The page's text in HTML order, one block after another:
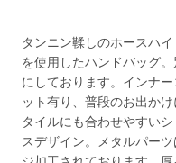
タンニン鞣しのホースハ
を使用したハンドバッグ
にしております。インナ
ット有り、普段のお出か
タイルにも合わせやすい
スデザイン。メタルパー